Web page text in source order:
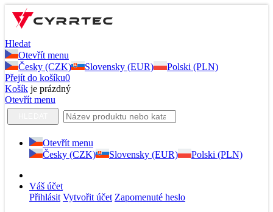
Hledat
Otevřít menu
Česky (CZK)
Slovensky (EUR)
Polski (PLN)
Přejít do košíku0
Košík je prázdný
Otevřít menu
Otevřít menu
Česky (CZK)
Slovensky (EUR) Polski (PLN)
Váš účet
Přihlásit Vytvořit účet Zapomenuté heslo